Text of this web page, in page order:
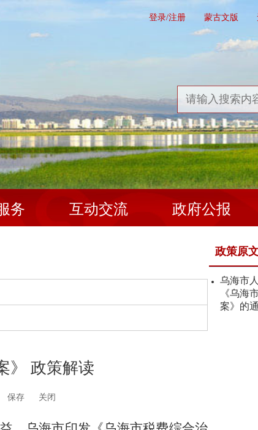
登录/注册 蒙古文版
务 互动交流 政府公报
》 政策解读
保存 关闭
政策原
乌海市
《乌海
案》的